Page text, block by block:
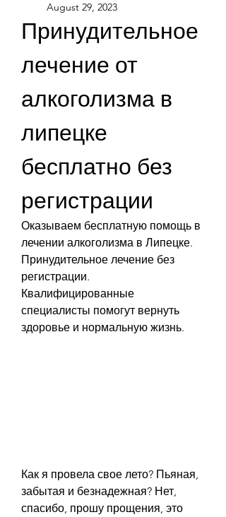
August 29, 2023
Принудительное
лечение от
алкоголизма в
липецке
бесплатно без
регистрации
Оказываем бесплатную помощь в
лечении алкоголизма в Липецке.
Принудительное лечение без
регистрации.
Квалифицированные
специалисты помогут вернуть
здоровье и нормальную жизнь.
Как я провела свое лето? Пьяная,
забытая и безнадежная? Нет,
спасибо, прошу прощения, это